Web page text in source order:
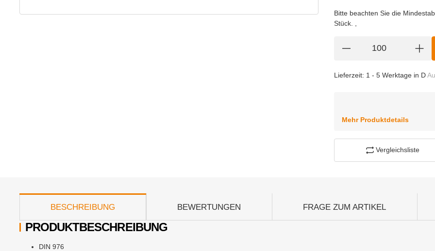
Bitte beachten Sie die
Stück.
Lieferzeit: 1 - 5 Werktage in D
Mehr Produktdetails
Vergleichsliste
BESCHREIBUNG BEWERTUNGEN FRAGE ZUM ARTIKEL
PRODUKTBESCHREIBUNG
DIN 976